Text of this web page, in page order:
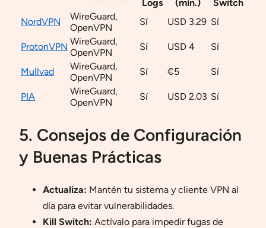
Logs
(mín.)
Switch
NordVPN
WireGuard,
OpenVPN
Sí USD 3.29 Sí
ProtonVPN WireGuard,
OpenVPN
Sí USD 4 Sí
Mullvad
WireGuard,
OpenVPN
Sí €5 Sí
PIA
WireGuard,
OpenVPN
Sí USD 2.03 Sí
5. Consejos de Configuración
y Buenas Prácticas
Actualiza: Mantén tu sistema y cliente VPN al
día para evitar vulnerabilidades.
Kill Switch: Actívalo para impedir fugas de